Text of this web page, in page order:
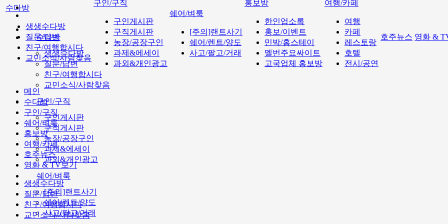
수다방
생생수다방
질문/답변
친구/여행합시다
교민소식/사람찾음
구인/구직
구인게시판
구직게시판
농장/공장구인
과제&에세이
과외&개인광고
쉐어/벼룩
[주의]랜트사기
쉐어/렌트/양도
사고/팔고/거래
수다방
생생수다방
질문/답변
친구/여행합시다
교민소식/사람찾음
구인/구직
구인게시판
구직게시판
농장/공장구인
과제&에세이
과외&개인광고
쉐어/벼룩
[주의]랜트사기
쉐어/렌트/양도
사고/팔고/거래
홍보방
한인업소록
홍보/이벤트
민박/홈스테이
멜번주요싸이트
고국업체 홍보방
여행/카페
여행
카페
레스토랑
호텔
전시/공연
호주뉴스 영화 &
메인
수다방
구인/구직
쉐어/벼룩
홍보방
여행/카페
호주뉴스
영화 & TV보기
생생수다방
질문/답변
친구/여행합시다
교민소식/사람찾음